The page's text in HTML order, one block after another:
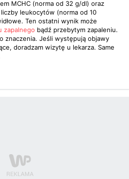
MCHC (norma od 32 g/dl) oraz
leukocytów (norma od 10
Ten ostatni wynik może
zapalnego bądź przebytym zapaleniu.
znaczenia. Jeśli występują objawy
doradzam wizytę u lekarza. Same